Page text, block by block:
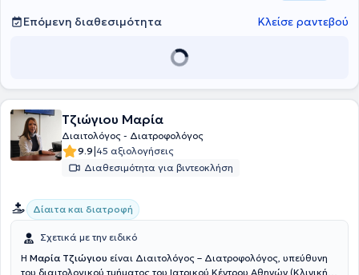
Επόμενη διαθεσιμότητα Κλείσε ραντεβού
Τζιώγιου Μαρία
Διαιτολόγος - Διατροφολόγος
9.9|45 αξιολογήσεις
Διαθεσιμότητα για βιντεοκλήση
Δίαιτα και διατροφή
Σχετικά με την ειδικό
Η Μαρία Τζιώγιου είναι Διαιτολόγος – Διατροφολόγος, υπεύθυνη
του διαιτολογικού τμήματος του Ιατρικού Κέντρου Αθηνών (Κλινική